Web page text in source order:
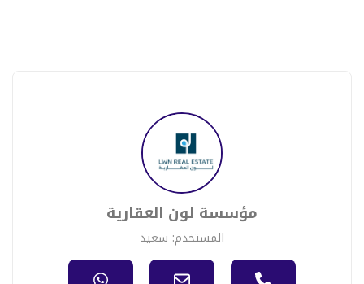
مؤسسة لون العقارية
المستخدم: سعيد